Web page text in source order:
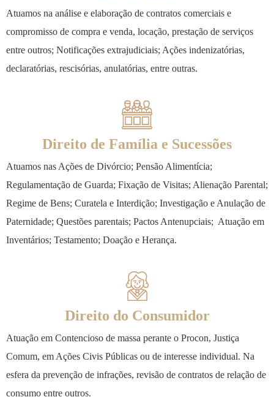
Atuamos na análise e elaboração de contratos comerciais e
compromisso de compra e venda, locação, prestação de serviços
entre outros; Notificações extrajudiciais; Ações indenizatórias,
declaratórias, rescisórias, anulatórias, entre outras.
Direito de Família e Sucessões
Atuamos nas Ações de Divórcio; Pensão Alimentícia;
Regulamentação de Guarda; Fixação de Visitas; Alienação Parental;
Regime de Bens; Curatela e Interdição; Investigação e Anulação de
Paternidade; Questões parentais; Pactos Antenupciais; Atuação em
Inventários; Testamento; Doação e Herança.
Direito do Consumidor
Atuação em Contencioso de massa perante o Procon, Justiça
Comum, em Ações Civis Públicas ou de interesse individual. Na
esfera da prevenção de infrações, revisão de contratos de relação de
consumo entre outros.